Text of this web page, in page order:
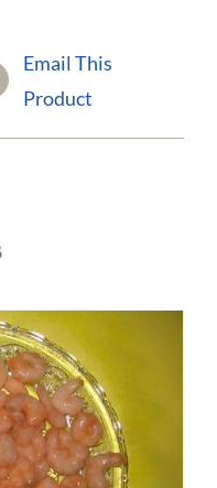
Email This
Product